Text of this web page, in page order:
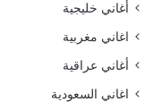
أغاني خليجية
اغاني مغربية
أغاني عراقية
اغاني السعودية